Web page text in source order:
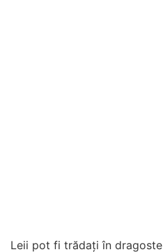
Leii pot fi trădați în dragoste